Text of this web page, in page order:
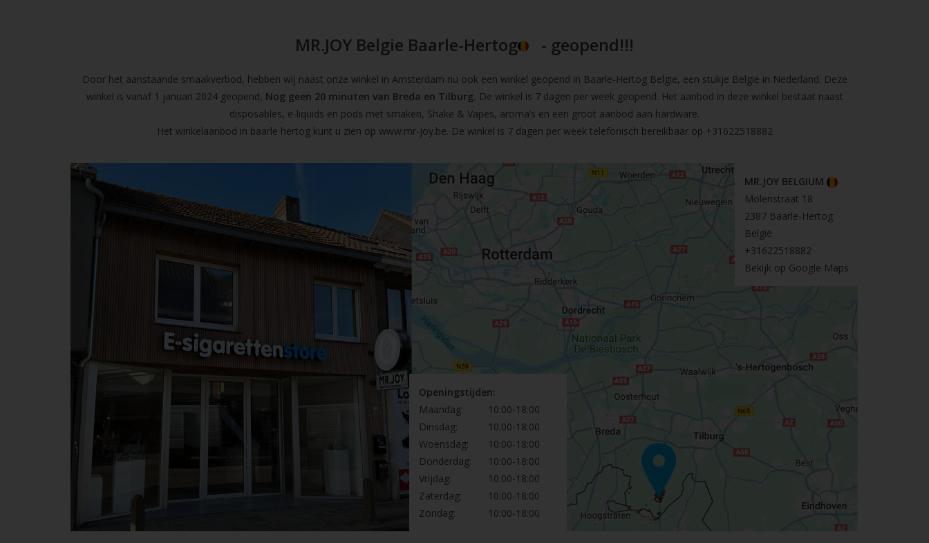
MR.JOY Belgie Baarle-Hertog - geopend!!!
Door het aanstaande smaakverbod, hebben wij naast onze winkel in Amsterdam nu ook een winkel geopend in Baarle-Hertog Belgie, een stukje Belgie in Nederland. Deze
winkel is vanaf 1 januari 2024 geopend, Nog geen 20 minuten van Breda en Tilburg. De winkel is 7 dagen per week geopend. Het aanbod in deze winkel bestaat naast
disposables, e-liquids en pods met smaken, Shake & Vapes, aroma’s en een groot aanbod aan hardware.
Het winkelaanbod in baarle hertog kunt u zien op www.mr-joy.be. De winkel is 7 dagen per week telefonisch bereikbaar op +31622518882
MR.JOY BELGIUM
Molenstraat 18
2387 Baarle-Hertog
België
+31622518882
Bekijk op Google Maps
Openingstijden:
Maandag:
10:00-18:00
Dinsdag:
10:00-18:00
Woensdag:
10:00-18:00
Donderdag:
10:00-18:00
Vrijdag:
10:00-18:00
Zaterdag:
10:00-18:00
Zondag:
10:00-18:00